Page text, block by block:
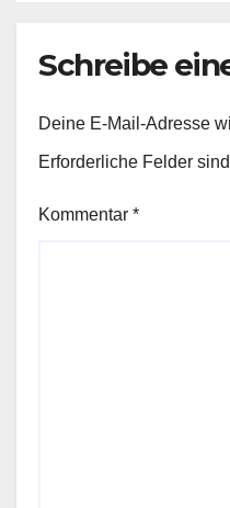
Schreibe
Deine E-Mail-Adresse
Erforderliche Felder
Kommentar *